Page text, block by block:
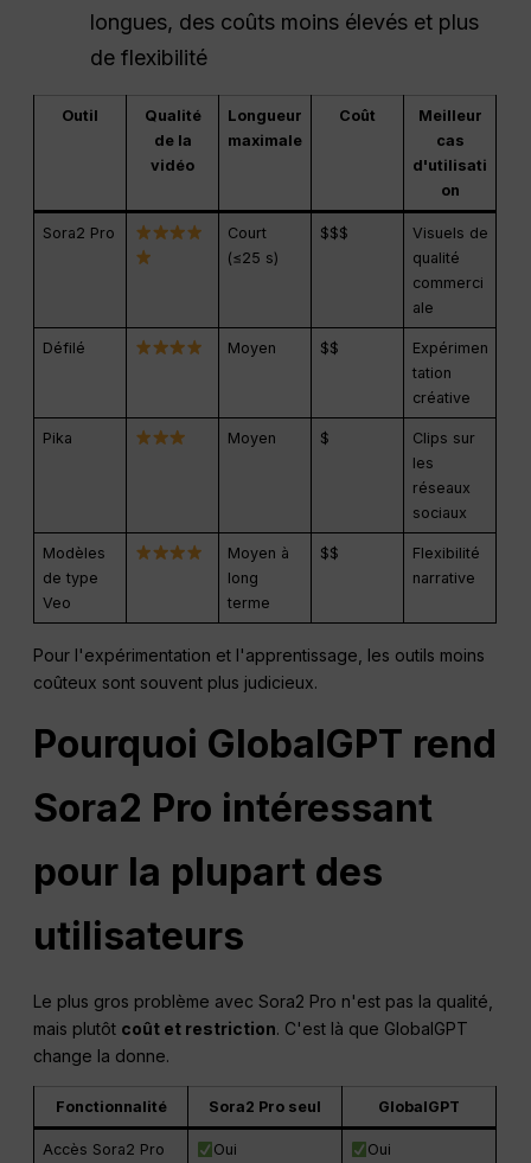
longues, des coûts moins élevés et plus
de flexibilité
Outil
Qualité
de la
vidéo
Longueur
maximale
Coût
Meilleur
cas
d'utilisati
on
Sora2 Pro
Court
(≤25 s)
$$$
Visuels de
qualité
commerci
ale
Défilé Moyen $$
Expérimen
tation
créative
Pika Moyen $
Clips sur
les
réseaux
sociaux
Modèles
de type
Veo
Moyen à
long
terme
$$
Flexibilité
narrative
Pour l'expérimentation et l'apprentissage, les outils moins
coûteux sont souvent plus judicieux.
Pourquoi GlobalGPT rend
Sora2 Pro intéressant
pour la plupart des
utilisateurs
Le plus gros problème avec Sora2 Pro n'est pas la qualité,
mais plutôt coût et restriction. C'est là que GlobalGPT
change la donne.
Fonctionnalité Sora2 Pro seul GlobalGPT
Accès Sora2 Pro Oui Oui